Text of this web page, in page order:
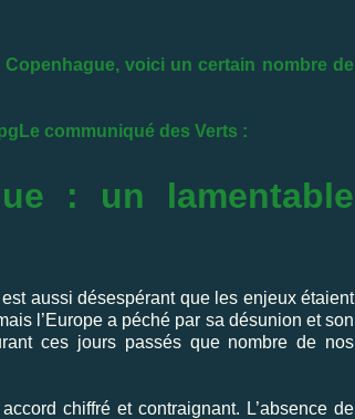
voici un certain nombre de
Le communiqué des Verts :
: un lamentable
aussi désespérant que les enjeux étaient
l’Europe a péché par sa désunion et son
ces jours passés que nombre de nos
chiffré et contraignant. L’absence de